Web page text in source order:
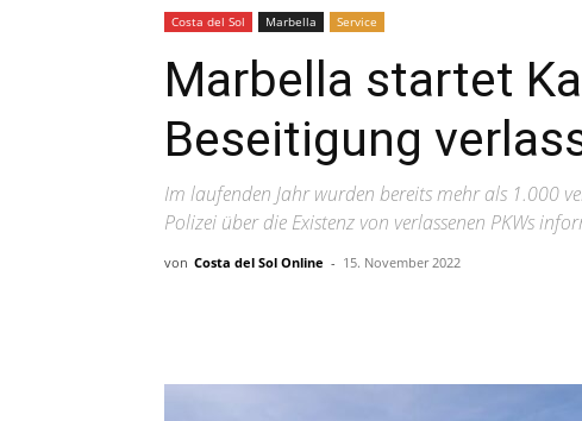
Costa del Sol Marbella Service
Marbella startet
Beseitigung
Im laufenden Jahr wurden bereits mehr als 1.000
Polizei über die Existenz von verlassenen PKWs
von Costa del Sol Online - 15. November 2022